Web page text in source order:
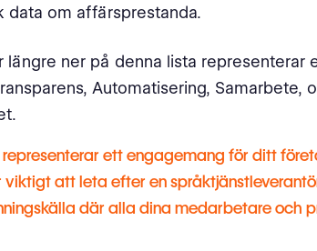
data om affärsprestanda.
längre ner på denna lista representerar
Automatisering, Samarbete,
representerar ett engagemang för ditt
att leta efter en
där alla dina medarbetare och